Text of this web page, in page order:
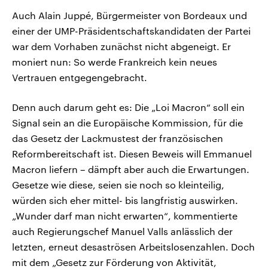
Auch Alain Juppé, Bürgermeister von Bordeaux und
einer der UMP-Präsidentschaftskandidaten der Partei
war dem Vorhaben zunächst nicht abgeneigt. Er
moniert nun: So werde Frankreich kein neues
Vertrauen entgegengebracht.
Denn auch darum geht es: Die „Loi Macron“ soll ein
Signal sein an die Europäische Kommission, für die
das Gesetz der Lackmustest der französischen
Reformbereitschaft ist. Diesen Beweis will Emmanuel
Macron liefern – dämpft aber auch die Erwartungen.
Gesetze wie diese, seien sie noch so kleinteilig,
würden sich eher mittel- bis langfristig auswirken.
„Wunder darf man nicht erwarten“, kommentierte
auch Regierungschef Manuel Valls anlässlich der
letzten, erneut desaströsen Arbeitslosenzahlen. Doch
mit dem „Gesetz zur Förderung von Aktivität,